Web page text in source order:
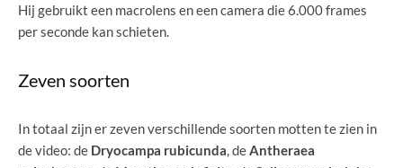
Hij gebruikt een macrolens en een camera die 6.000 frames
per seconde kan schieten.
Zeven soorten
In totaal zijn er zeven verschillende soorten motten te zien in
de video: de Dryocampa rubicunda, deAntheraea